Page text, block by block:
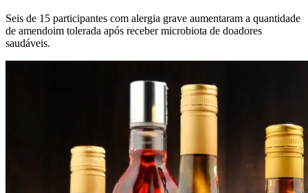
Seis de 15 participantes com alergia grave aumentaram a quantidade
de amendoim tolerada após receber microbiota de doadores
saudáveis.